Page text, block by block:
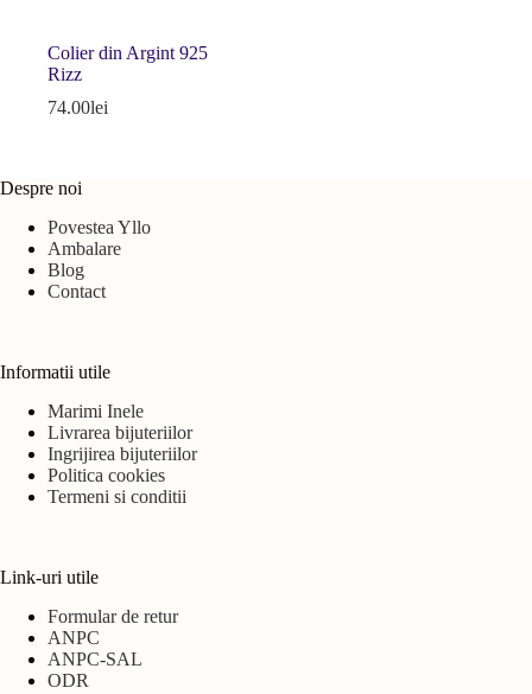
Colier din Argint 925
Rizz
74.00lei
Despre noi
Povestea Yllo
Ambalare
Blog
Contact
Informatii utile
Marimi Inele
Livrarea bijuteriilor
Ingrijirea bijuteriilor
Politica cookies
Termeni si conditii
Link-uri utile
Formular de retur
ANPC
ANPC-SAL
ODR